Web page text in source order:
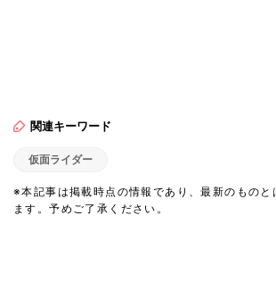
関連キーワード
仮面ライダー
※本記事は掲載時点の情報であり、最新のものと
ます。予めご了承ください。